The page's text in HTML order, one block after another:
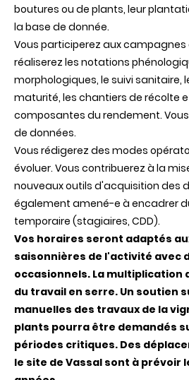
boutures ou de plants, leur
la base de donnée.
Vous participerez aux
réaliserez les notations
morphologiques, le suivi sanitaire,
maturité, les chantiers de récolte
composantes du rendement.
de données.
Vous rédigerez des modes
évoluer. Vous contribuerez à la
nouveaux outils d'acquisition des
également amené-e à encadrer
temporaire (stagiaires, CDD).
Vos horaires seront adaptés
saisonnières de l'activité avec
occasionnels. La multiplication
du travail en serre. Un soutien
manuelles des travaux de la
plants pourra être demandés
périodes critiques. Des
le site de Vassal sont à prévoir